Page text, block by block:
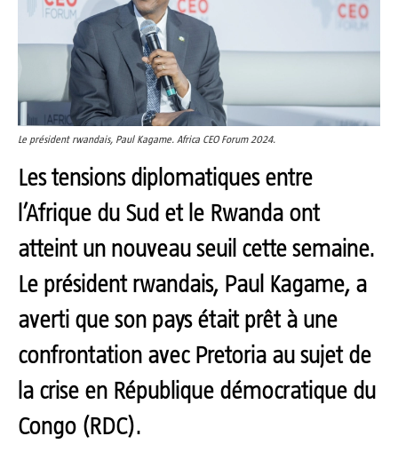
Le président rwandais, Paul Kagame. Africa CEO Forum 2024.
Les tensions diplomatiques entre
l’Afrique du Sud et le Rwanda ont
atteint un nouveau seuil cette semaine.
Le président rwandais, Paul Kagame, a
averti que son pays était prêt à une
confrontation avec Pretoria au sujet de
la crise en République démocratique du
Congo (RDC).